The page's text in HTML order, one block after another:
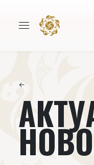
Авторы
←